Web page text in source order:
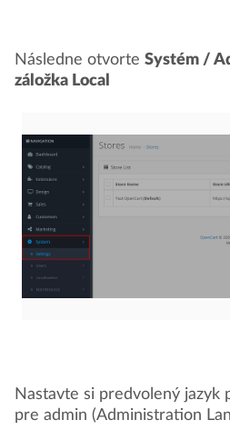
Následne otvorte Systém /
záložka Local
Nastavte si predvolený jazyk
pre admin (Administration